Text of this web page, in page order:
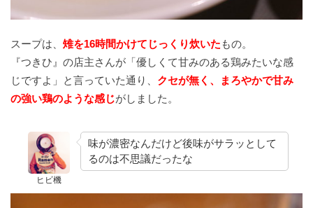
スープは、 雉を16時間かけてじっくり炊いた もの。
『つきひ』の店主さんが「優しくて甘みのある鶏みたいな感
じですよ」と言っていた通り、 クセが無く、まろやかで甘み
の強い鶏のような感じがしました。
ヒビ機
味が濃密なんだけど後味がサラッとして
るのは不思議だったな